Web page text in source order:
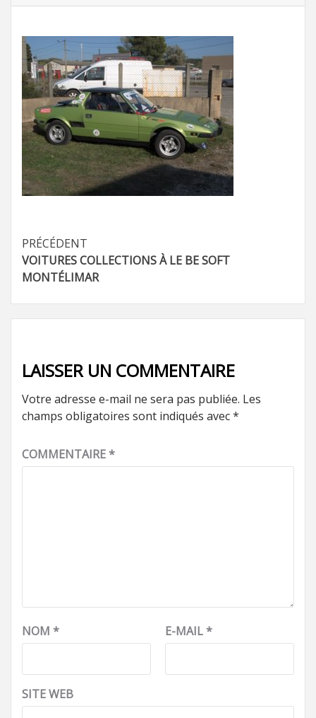
Navigation
d’article
PRÉCÉDENT
VOITURES COLLECTIONS À LE BE SOFT
MONTÉLIMAR
LAISSER UN COMMENTAIRE
Votre adresse e-mail ne sera pas publiée. Les
champs obligatoires sont indiqués avec*
COMMENTAIRE*
NOM * E-MAIL*
SITE WEB